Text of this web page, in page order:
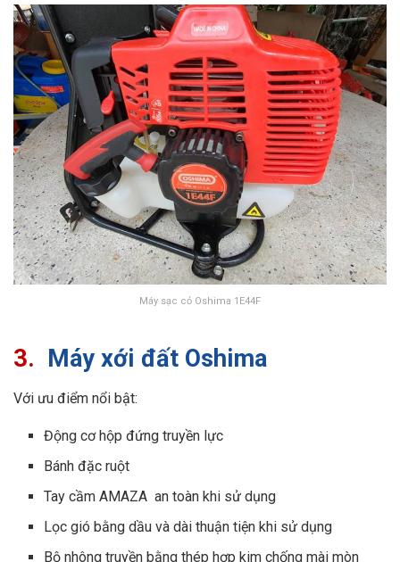
Máy sạc cỏ Oshima 1E44F
3. Máy xới đất Oshima
Với ưu điểm nổi bật:
Động cơ hộp đứng truyền lực
Bánh đặc ruột
Tay cầm AMAZA an toàn khi sử dụng
Lọc gió bằng dầu và dài thuận tiện khi sử dụng
Bộ nhông truyền bằng thép hợp kim chống mài mòn